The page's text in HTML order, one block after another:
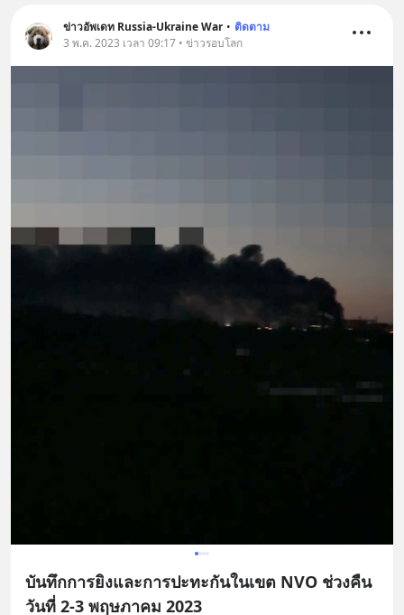
ข่าวอัพเดท Russia-Ukraine War • ติดตาม
3 พ.ค. 2023 เวลา 09:17 • ข่าวรอบโลก
บันทึกการยิงและการปะทะกันในเขต NVO ช่วงคืน
วันที่ 2-3 พฤษภาคม 2023